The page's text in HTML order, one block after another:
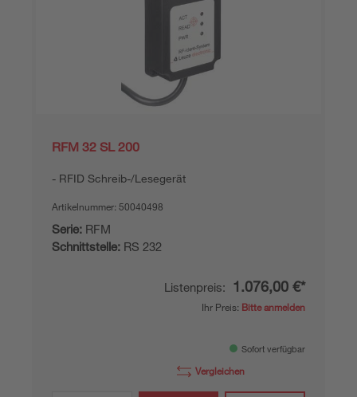
RFM 32 SL 200
RFID Schreib-/Lesegerät
Artikelnummer: 50040498
Serie: RFM
Schnittstelle: RS 232
Listenpreis: 1.076,00 €*
Ihr Preis: Bitte anmelden
Sofort verfügbar
Vergleichen